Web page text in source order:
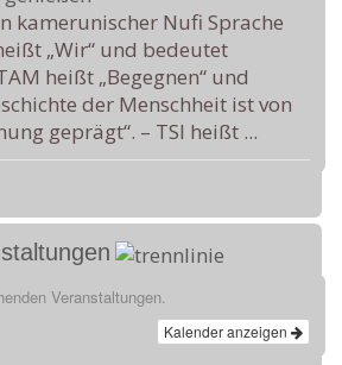
kamerunischer Nufi Sprache
„Wir“ und bedeutet
heißt „Begegnen“ und
der Menschheit ist von
geprägt“. – TSI heißt ...
Veranstaltungen.
Kalender anzeigen